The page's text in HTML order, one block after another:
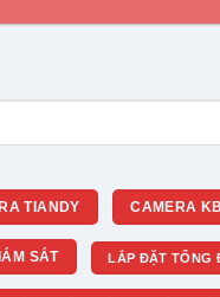
TIANDY CAMERA
SÁT LẮP ĐẶT TỔNG